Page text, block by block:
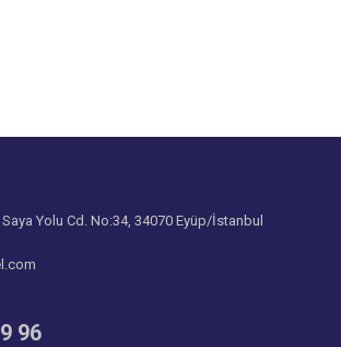
farklı alternatifler olmalı.
Saya Yolu Cd. No:34, 34070 Eyüp/İstanbul
96